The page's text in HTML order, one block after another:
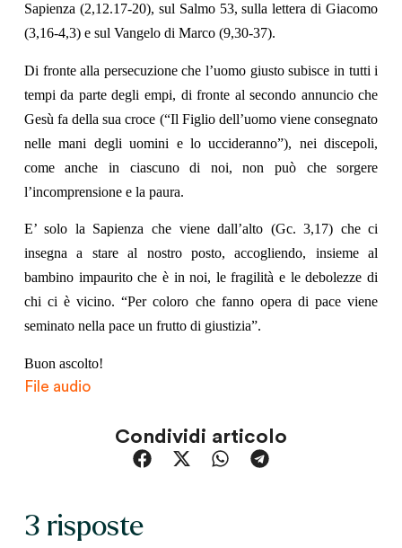
Sapienza (2,12.17-20), sul Salmo 53, sulla lettera di Giacomo
(3,16-4,3) e sul Vangelo di Marco (9,30-37).
Di fronte alla persecuzione che l’uomo giusto subisce in tutti i
tempi da parte degli empi, di fronte al secondo annuncio che
Gesù fa della sua croce (“Il Figlio dell’uomo viene consegnato
nelle mani degli uomini e lo uccideranno”), nei discepoli,
come anche in ciascuno di noi, non può che sorgere
l’incomprensione e la paura.
E’ solo la Sapienza che viene dall’alto (Gc. 3,17) che ci
insegna a stare al nostro posto, accogliendo, insieme al
bambino impaurito che è in noi, le fragilità e le debolezze di
chi ci è vicino. “Per coloro che fanno opera di pace viene
seminato nella pace un frutto di giustizia”.
Buon ascolto!
File audio
Condividi articolo
3 risposte